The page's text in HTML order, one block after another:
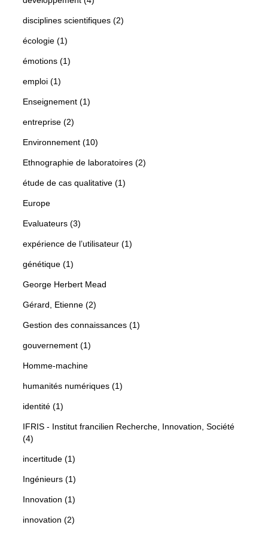
disciplines scientifiques (2)
écologie (1)
émotions (1)
emploi (1)
Enseignement (1)
entreprise (2)
Environnement (10)
Ethnographie de laboratoires (2)
étude de cas qualitative (1)
Europe
Evaluateurs (3)
expérience de l’utilisateur (1)
génétique (1)
George Herbert Mead
Gérard, Etienne (2)
Gestion des connaissances (1)
gouvernement (1)
Homme-machine
humanités numériques (1)
identité (1)
IFRIS - Institut francilien Recherche, Innovation, Société
(4)
incertitude (1)
Ingénieurs (1)
Innovation (1)
innovation (2)